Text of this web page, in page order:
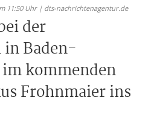
11:50 Uhr | dts-nachrichtenagentur.de
der
in Baden-
kommenden
Frohnmaier ins